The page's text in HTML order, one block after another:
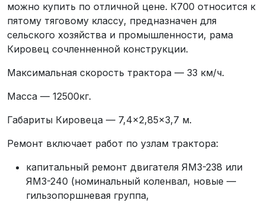
можно купить по отличной цене. К700 относится к
пятому тяговому классу, предназначен для
сельского хозяйства и промышленности, рама
Кировец сочленненной конструкции.
Максимальная скорость трактора — 33 км/ч.
Масса — 12500кг.
Габариты Кировеца — 7,4×2,85×3,7 м.
Ремонт включает работ по узлам трактора:
капитальный ремонт двигателя ЯМЗ-238 или
ЯМЗ-240 (номинальный коленвал, новые —
гильзопоршневая группа,